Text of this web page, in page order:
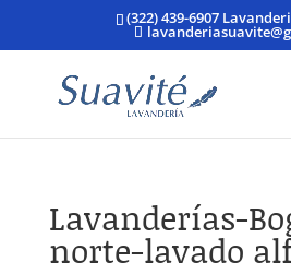
(322) 439-6907
Lavanderías-
norte-lavado